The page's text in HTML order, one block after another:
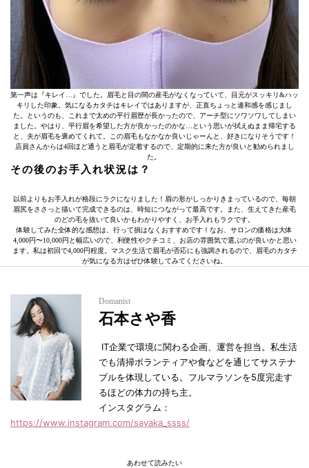
第一声は『キレイ…』でした。眉毛と目の間の産毛がなくなっていて、目元がスッキリ&ハッ
キリした印象。気になるカタチはキレイではありますが、正直ちょっと違和感を感じまし
た。というのも、これまで太めの平行眉歴が長かったので、アーチ型にソワソワしてしまい
ました。やはり、平行眉を希望した方が良かったのかな…という思いが拭えぬまま帰宅する
と、夫が眉毛を褒めてくれて。この眉毛もなかなか良いじゃーんと、好きになりそうです！
店員さんからは4回ほど通うと眉毛が定着するので、定期的に来た方が良いと勧められまし
た。
その後のお手入れ状況は？
以前よりもお手入れが格段にラクになりました！眉の形がしっかりきまっているので、毎朝
眉尻をささっと描いて完成できるのは、時短につながって最高です。また、生えてきた産毛
のどの毛を抜いて良いかもわかりやすく、お手入れもラクです。
体験してみた全体的な感想は、行って損はなくおすすめです！なお、サロンの価格は大体
4,000円〜10,000円と幅広いので、利便性やクチコミ、お店の雰囲気で選ぶのが良いかと思い
ます。私は初回で4,000円程度。マスク生活で眉毛が否応にも強調されるので、眉毛のカタチ
が気になる方はぜひ体験してみてくださいね。
Domanist
石本さや香
IT企業で環境に関わる企画、運営を担当。私生活
でも清掃ボランティアや食などを通じてサステナ
ブルを体現している。フルマラソンを5度完走す
るほどの体力の持ち主。
インスタグラム：
https://www.instagram.com/sayaka_ssss/
あわせて読みたい